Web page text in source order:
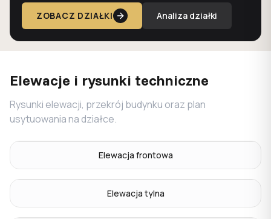
ZOBACZ DZIAŁKI Analiza działki
Elewacje i rysunki techniczne
Rysunki elewacji, przekrój budynku oraz plan
usytuowania na działce.
Elewacja frontowa
Elewacja tylna